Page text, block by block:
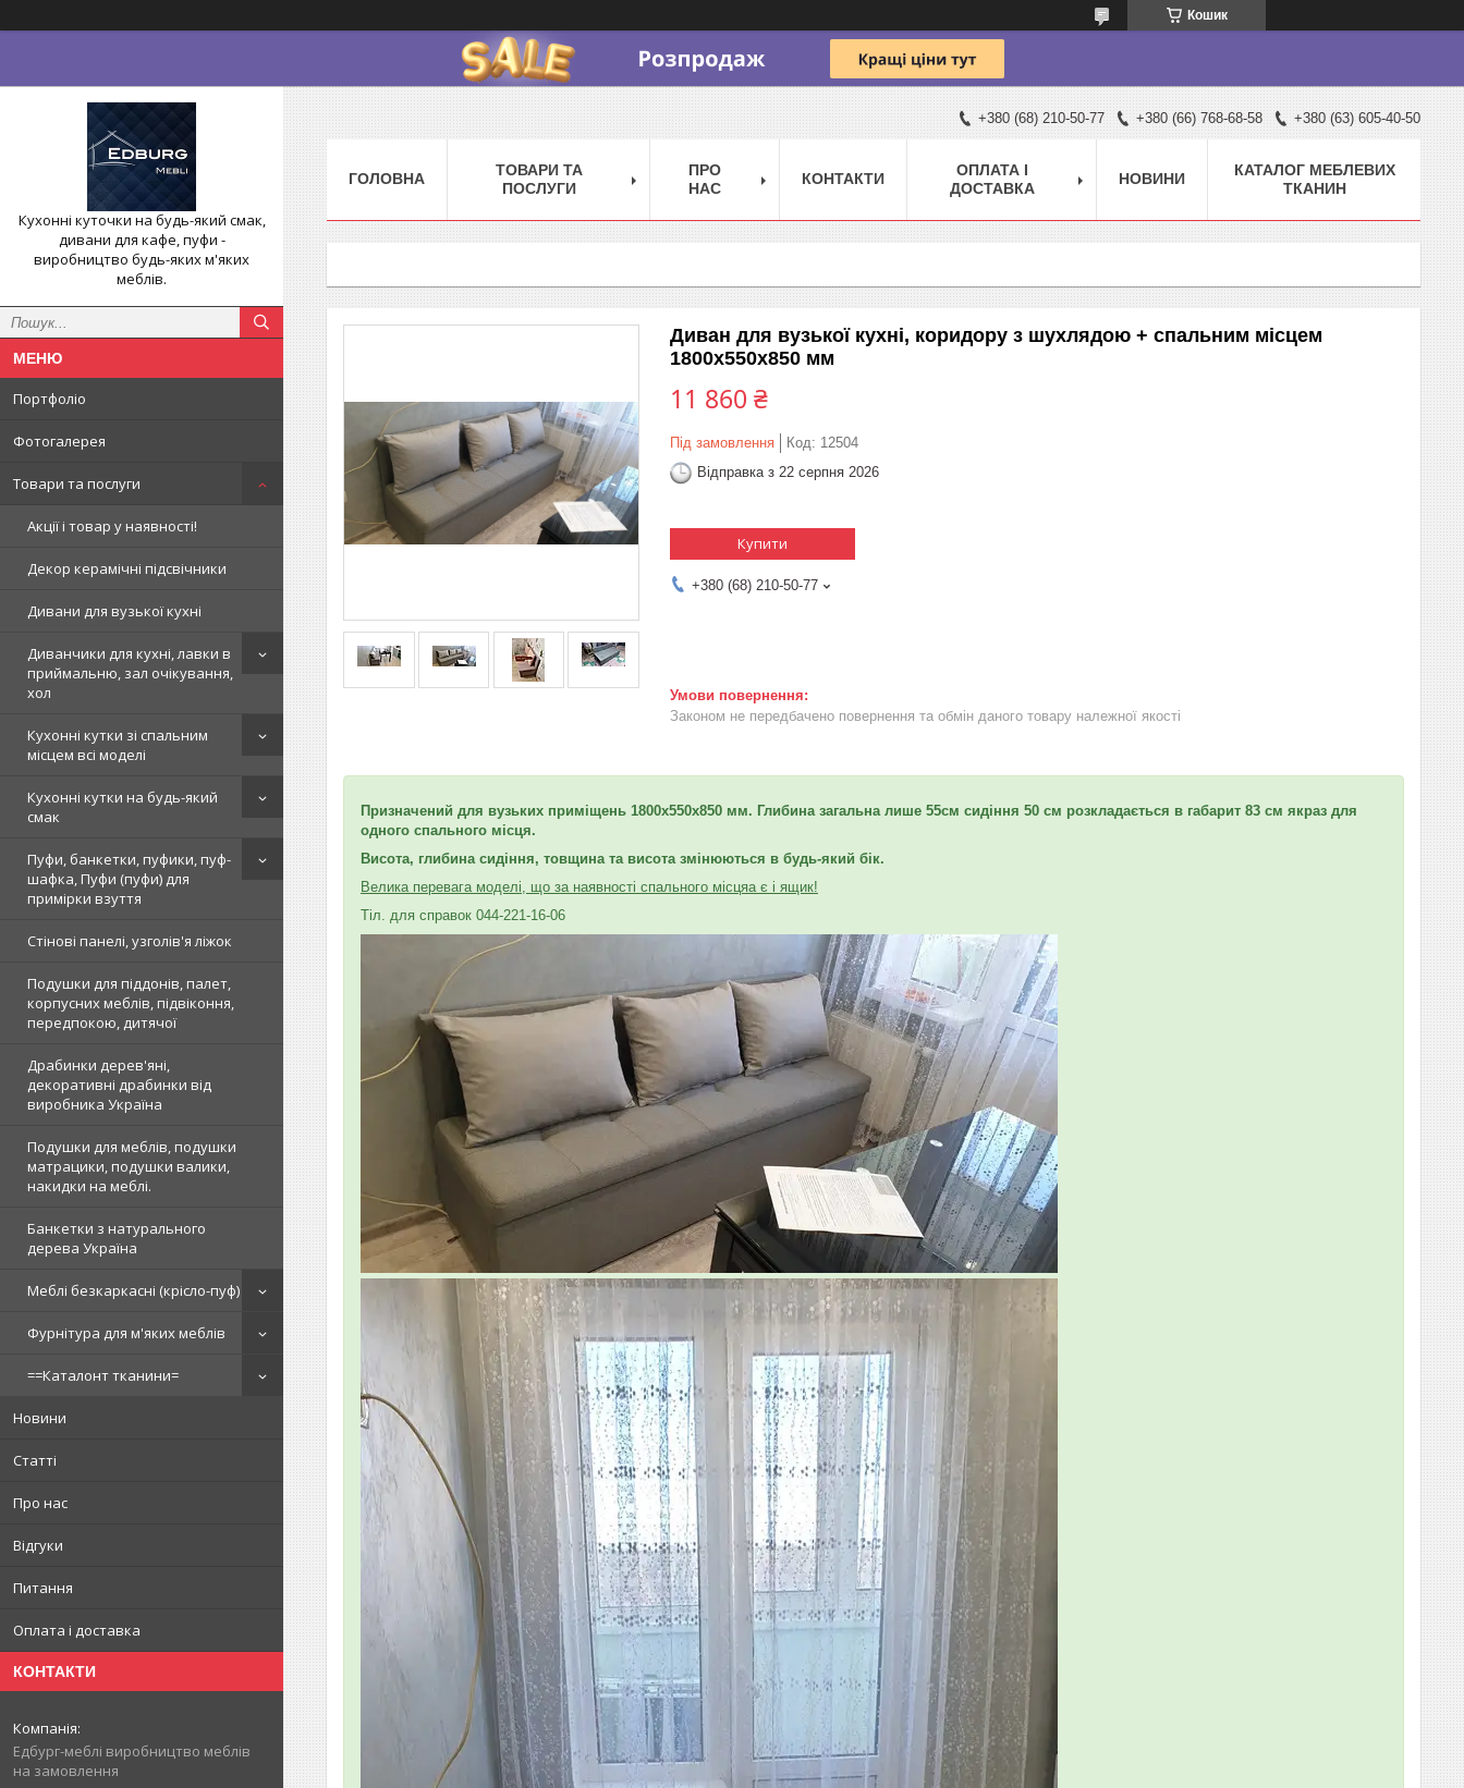
Кошик
Кухонні куточки на будь-який смак,
дивани для кафе, пуфи -
виробництво будь-яких м'яких
меблів.
Портфоліо
Фотогалерея
Товари та послуги
Акції і товар у наявності!
Декор керамічні підсвічники
Дивани для вузької кухні
Диванчики для кухні, лавки в
приймальню, зал очікування,
хол
Кухонні кутки зі спальним
місцем всі моделі
Кухонні кутки на будь-який
смак
Пуфи, банкетки, пуфики, пуф-
шафка, Пуфи (пуфи) для
примірки взуття
Стінові панелі, узголів'я ліжок
Подушки для піддонів, палет,
корпусних меблів, підвіконня,
передпокою, дитячої
Драбинки дерев'яні,
декоративні драбинки від
виробника Україна
Подушки для меблів, подушки
матрацики, подушки валики,
накидки на меблі.
Банкетки з натурального
дерева Україна
Меблі безкаркасні (крісло-пуф)
Фурнітура для м'яких меблів
==Каталонт тканини=
Новини
Статті
Про нас
Відгуки
Питання
Оплата і доставка
КОНТАКТИ
Едбург-меблі виробництво меблів
на замовлення
+380 (68) 210-50-77 +380 (66) 768-68-58 +380 (63) 605-40-50
ГОЛОВНА
ТОВАРИ ТА
ПОСЛУГИ
ПРО
НАС
КОНТАКТИ
ОПЛАТА І
ДОСТАВКА
НОВИНИ
КАТАЛОГ МЕБЛЕВИХ
ТКАНИН
Диван для вузької кухні, коридору з шухлядою + спальним місцем
1800х550х850 мм
11 860 ₴
Під замовлення Код: 12504
Відправка з 22 серпня 2026
Купити
+380 (68) 210-50-77
Законом не передбачено повернення та обмін даного товару належної якості
Призначений для вузьких приміщень 1800х550х850 мм. Глибина загальна лише 55см сидіння 50 см розкладається в габарит 83 см якраз для
одного спального місця.
Висота, глибина сидіння, товщина та висота змінюються в будь-який бік.
Велика перевага моделі, що за наявності спального місцяа є і ящик!
Тіл. для справок 044-221-16-06